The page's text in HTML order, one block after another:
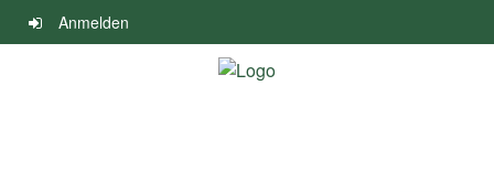
Navigation
überspringen
Anmelden